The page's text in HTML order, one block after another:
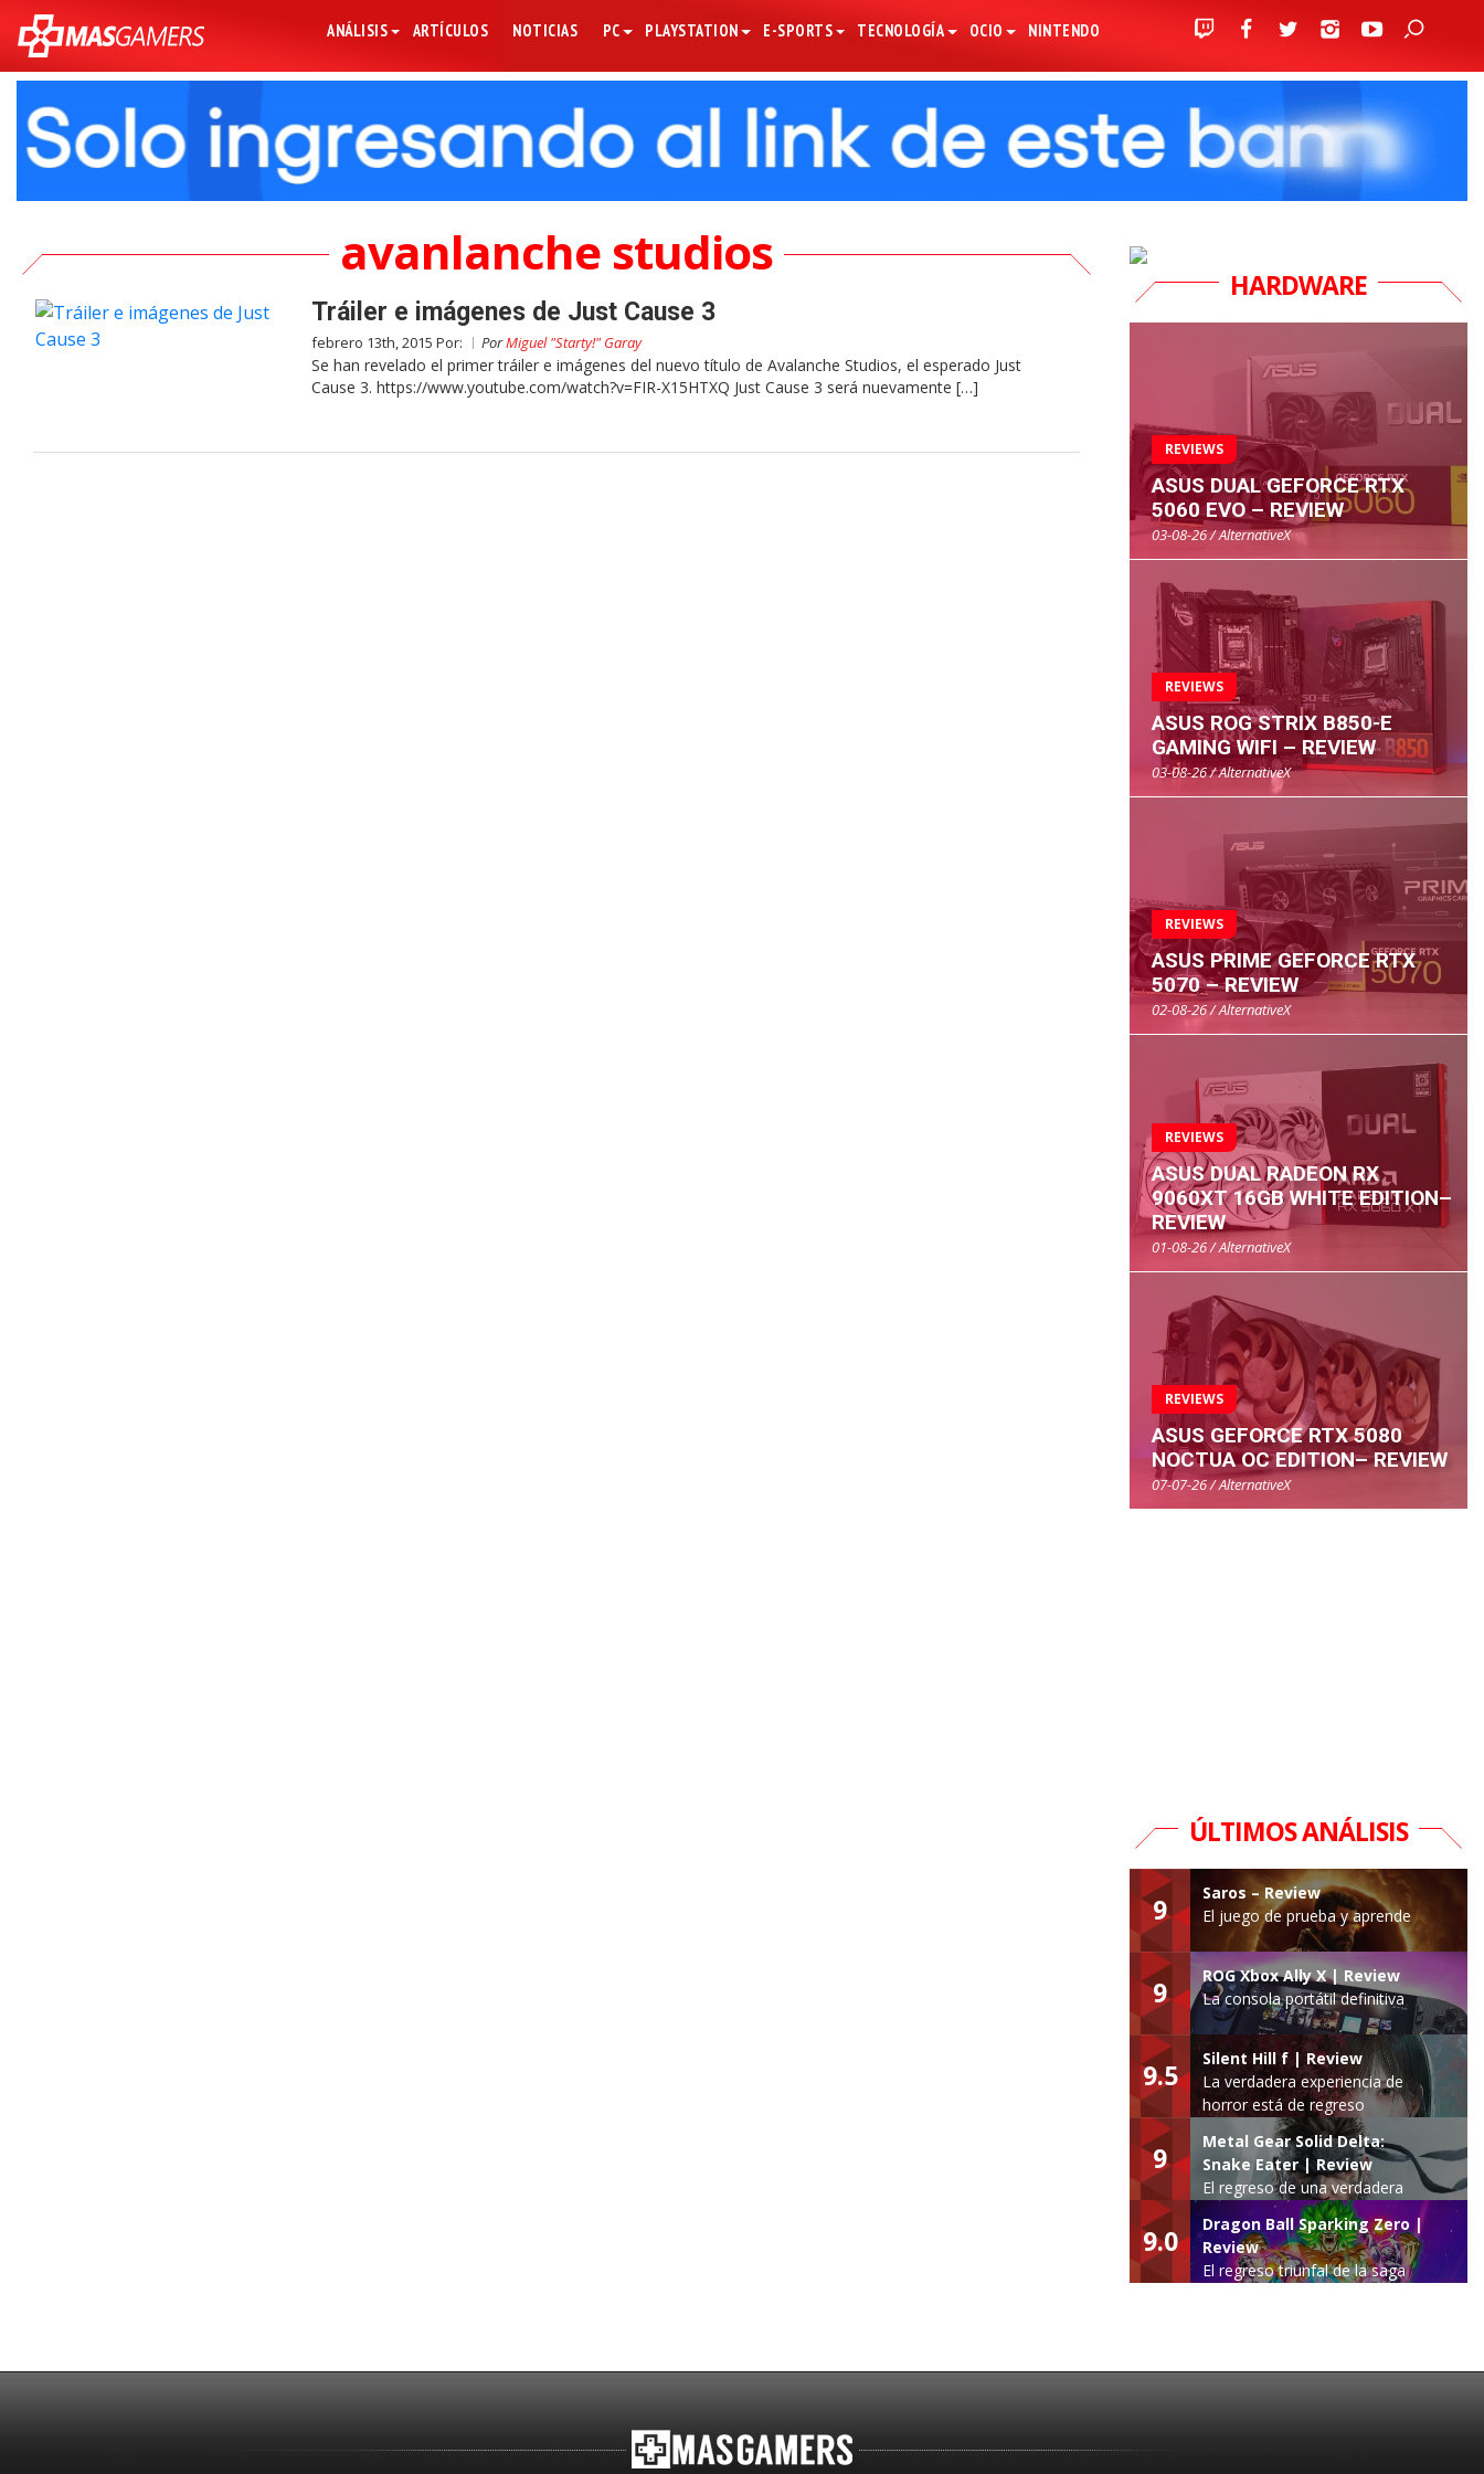
ANÁLISIS ARTÍCULOS NOTICIAS PC PLAYSTATION E-SPORTS TECNOLOGÍA OCIO NINTENDO
avanlanche studios
Tráiler e imágenes de Just Cause 3
febrero 13th, 2015 Por: PorMiguel "Starty!" Garay
Se han revelado el primer tráiler e imágenes del nuevo título de Avalanche Studios, el esperado Just
Cause 3. https://www.youtube.com/watch?v=FIR-X15HTXQ Just Cause 3 será nuevamente […]
HARDWARE
REVIEWS
ASUS DUAL GEFORCE RTX
5060 EVO – REVIEW
03-08-26 / AlternativeX
REVIEWS
ASUS ROG STRIX B850-E
GAMING WIFI – REVIEW
03-08-26 / AlternativeX
REVIEWS
ASUS PRIME GEFORCE RTX
5070 – REVIEW
02-08-26 / AlternativeX
REVIEWS
ASUS DUAL RADEON RX
9060XT 16GB WHITE EDITION–
REVIEW
01-08-26 / AlternativeX
REVIEWS
ASUS GEFORCE RTX 5080
NOCTUA OC EDITION– REVIEW
07-07-26 / AlternativeX
ÚLTIMOS ANÁLISIS
9
Saros – Review
El juego de prueba y aprende
9
ROG Xbox Ally X | Review
La consola portátil definitiva
9.5
Silent Hill f | Review
La verdadera experiencia de
horror está de regreso
9
Metal Gear Solid Delta:
Snake Eater | Review
El regreso de una verdadera
leyenda
9.0
Dragon Ball Sparking Zero |
Review
El regreso triunfal de la saga